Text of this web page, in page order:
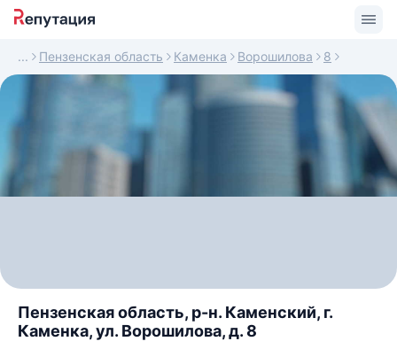
Пензенская область Каменка Ворошилова 8
Пензенская область, р-н. Каменский, г.
Каменка, ул. Ворошилова, д. 8